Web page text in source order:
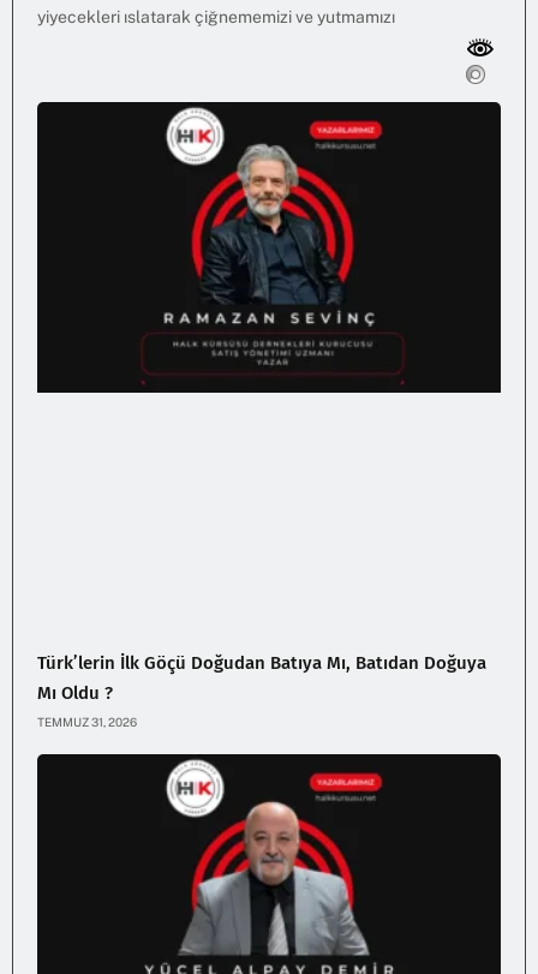
yiyecekleri ıslatarak çiğnememizi ve yutmamızı
Türk’lerin İlk Göçü Doğudan Batıya Mı, Batıdan Doğuya
Mı Oldu ?
TEMMUZ 31, 2026